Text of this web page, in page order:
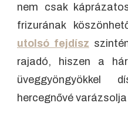
nem csak
frizurának
utolsó fejdísz
rajadó, hiszen a
üveggyöngyökkel
hercegnővé